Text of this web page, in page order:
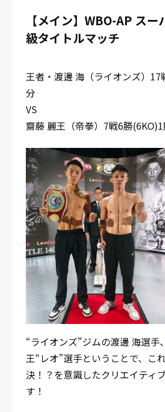
【メイン】WBO-AP ス
級タイトルマッチ
王者・渡邊 海（ライオンズ）17
分
VS
齋藤 麗王（帝拳）7戦6勝
“ライオンズ”ジムの渡邊 海選手
王“レオ”選手ということで、こ
決！？を意識したクリエイティ
す！